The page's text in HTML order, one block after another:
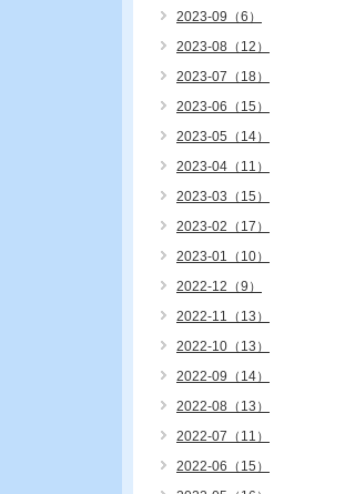
2023-09（6）
2023-08（12）
2023-07（18）
2023-06（15）
2023-05（14）
2023-04（11）
2023-03（15）
2023-02（17）
2023-01（10）
2022-12（9）
2022-11（13）
2022-10（13）
2022-09（14）
2022-08（13）
2022-07（11）
2022-06（15）